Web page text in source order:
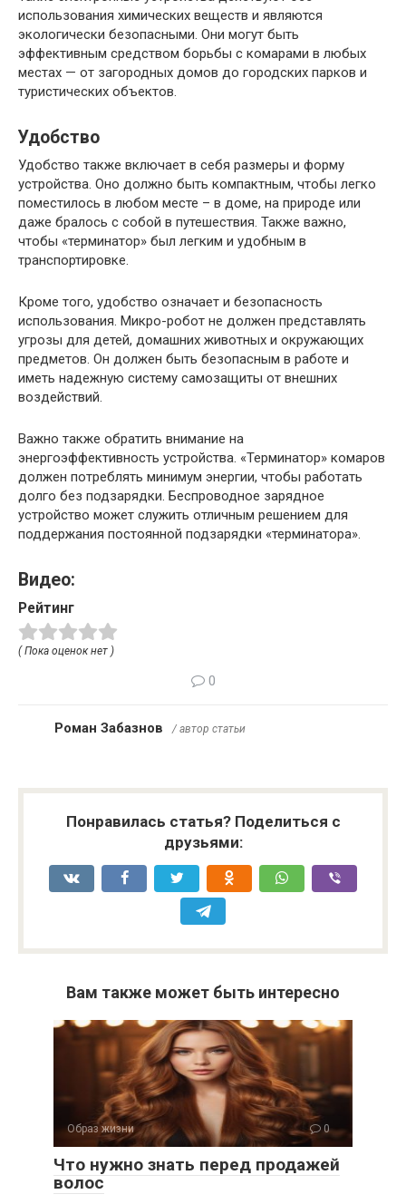
использования химических веществ и являются
экологически безопасными. Они могут быть
эффективным средством борьбы с комарами в любых
местах — от загородных домов до городских парков и
туристических объектов.
Удобство
Удобство также включает в себя размеры и форму
устройства. Оно должно быть компактным, чтобы легко
поместилось в любом месте – в доме, на природе или
даже бралось с собой в путешествия. Также важно,
чтобы «терминатор» был легким и удобным в
транспортировке.
Кроме того, удобство означает и безопасность
использования. Микро-робот не должен представлять
угрозы для детей, домашних животных и окружающих
предметов. Он должен быть безопасным в работе и
иметь надежную систему самозащиты от внешних
воздействий.
Важно также обратить внимание на
энергоэффективность устройства. «Терминатор» комаров
должен потреблять минимум энергии, чтобы работать
долго без подзарядки. Беспроводное зарядное
устройство может служить отличным решением для
поддержания постоянной подзарядки «терминатора».
Видео:
Рейтинг
( Пока оценок нет )
0
Роман Забазнов / автор статьи
Понравилась статья? Поделиться с
друзьями:
Вам также может быть интересно
Образ жизни 0
Что нужно знать перед продажей
волос